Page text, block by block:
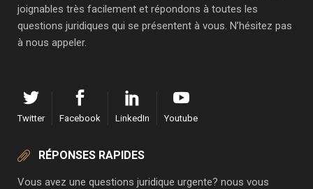
joignables très facilement et répondons à toutes les
questions juridiques qui se présentent à vous. N’hésitez pas
à nous appeler.
Twitter Facebook LinkedIn Youtube
RÉPONSES RAPIDES
Vous avez une questions juridique urgente? nous vous